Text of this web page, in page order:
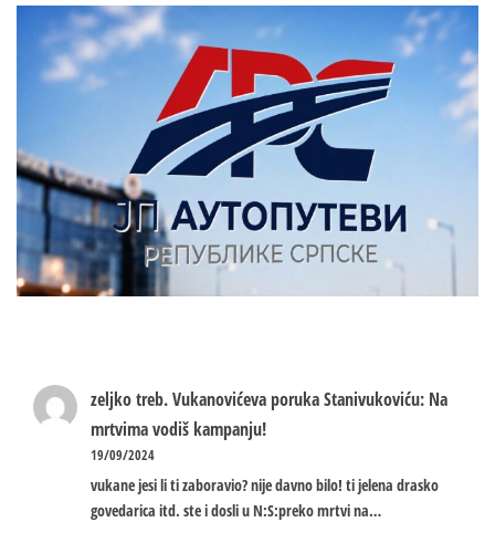
zeljko treb.Vukanovićeva poruka Stanivukoviću: Na
mrtvima vodiš kampanju!
19/09/2024
vukane jesi li ti zaboravio? nije davno bilo! ti jelena drasko
govedarica itd. ste i dosli u N:S:preko mrtvi na…